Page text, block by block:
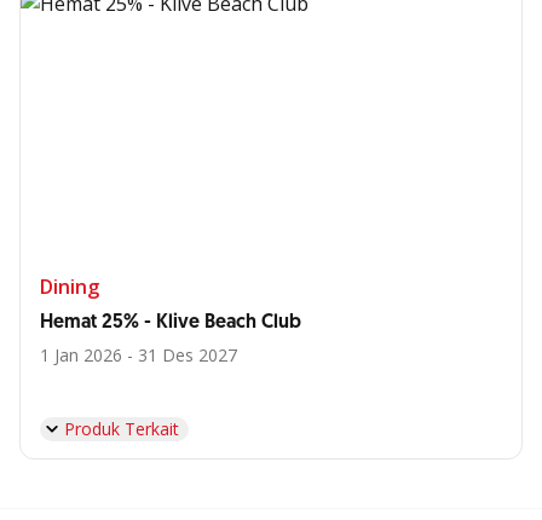
Dining
Hemat 25% - Klive Beach Club
1 Jan 2026 - 31 Des 2027
Produk Terkait